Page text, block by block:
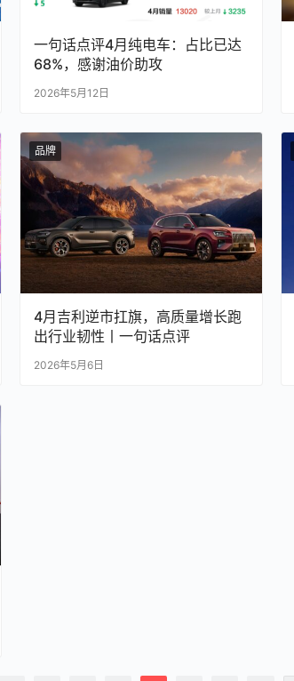
一句话点评4月纯电车：占比已达
68%，感谢油价助攻
2026年5月12日
品牌
4月吉利逆市扛旗，高质量增长跑
出行业韧性丨一句话点评
2026年5月6日